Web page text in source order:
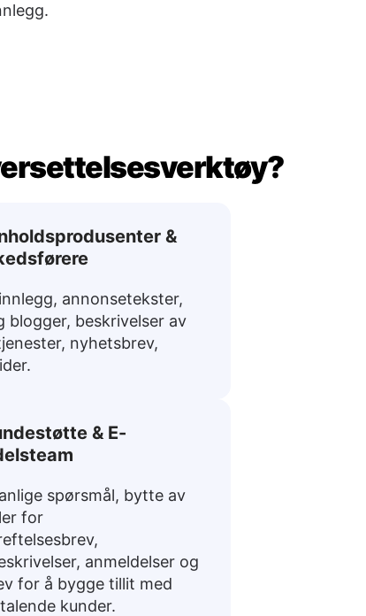
&
annonsetekster,
blogger, beskrivelser av
nyhetsbrev,
& E-
spørsmål, bytte av
for
anmeldelser og
for å bygge tillit med
kunder.